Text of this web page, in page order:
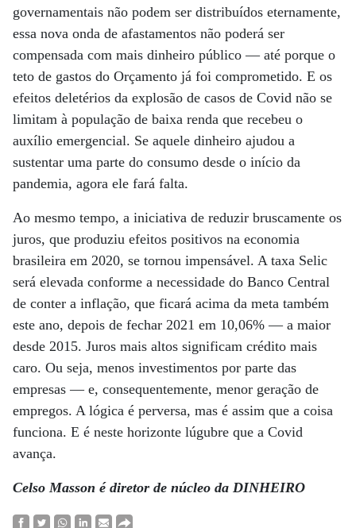
governamentais não podem ser distribuídos eternamente,
essa nova onda de afastamentos não poderá ser
compensada com mais dinheiro público — até porque o
teto de gastos do Orçamento já foi comprometido. E os
efeitos deletérios da explosão de casos de Covid não se
limitam à população de baixa renda que recebeu o
auxílio emergencial. Se aquele dinheiro ajudou a
sustentar uma parte do consumo desde o início da
pandemia, agora ele fará falta.
Ao mesmo tempo, a iniciativa de reduzir bruscamente os
juros, que produziu efeitos positivos na economia
brasileira em 2020, se tornou impensável. A taxa Selic
será elevada conforme a necessidade do Banco Central
de conter a inflação, que ficará acima da meta também
este ano, depois de fechar 2021 em 10,06% — a maior
desde 2015. Juros mais altos significam crédito mais
caro. Ou seja, menos investimentos por parte das
empresas — e, consequentemente, menor geração de
empregos. A lógica é perversa, mas é assim que a coisa
funciona. E é neste horizonte lúgubre que a Covid
avança.
Celso Masson é diretor de núcleo da DINHEIRO